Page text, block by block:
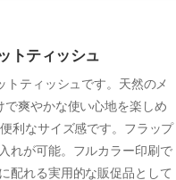
トティッシュ
ティッシュです。天然のメ
爽やかな使い心地を楽しめ
利なサイズ感です。フラップ
れが可能。フルカラー印刷で
配れる実用的な販促品として